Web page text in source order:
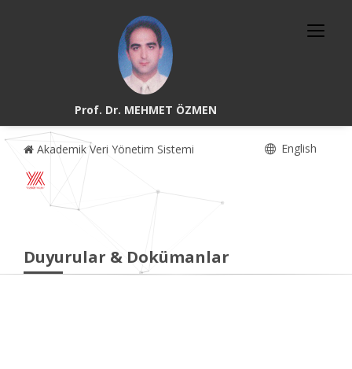
Prof. Dr. MEHMET ÖZMEN
Akademik Veri Yönetim Sistemi English
Duyurular & Dokümanlar